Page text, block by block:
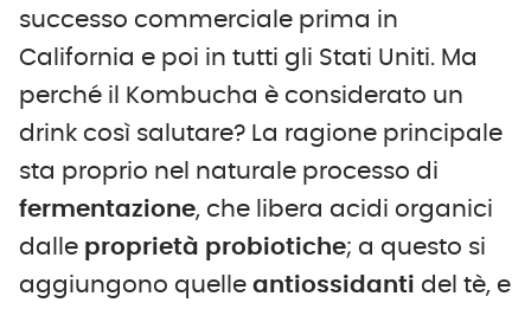
successo commerciale prima in
California e poi in tutti gli Stati Uniti. Ma
perché il Kombucha è considerato un
drink così salutare? La ragione principale
sta proprio nel naturale processo di
fermentazione, che libera acidi organici
dalle proprietà probiotiche; a questo si
aggiungono quelle antiossidanti del tè, e